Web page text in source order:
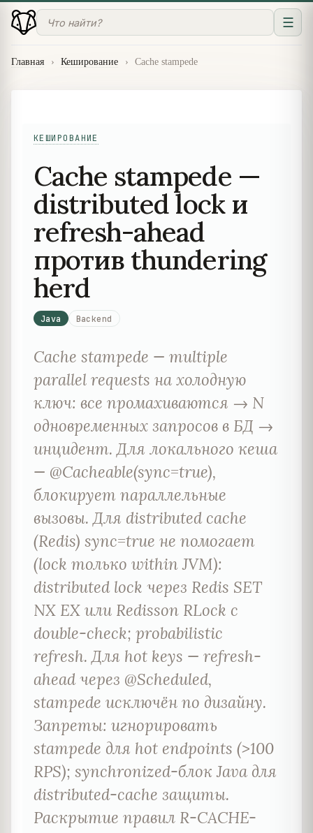
☰
Главная › Кеширование › Cache stampede
КЕШИРОВАНИЕ
Cache stampede —
distributed lock и
refresh-ahead
против thundering
herd
Java Backend
Cache stampede — multiple
parallel requests на холодную
ключ: все промахиваются → N
одновременных запросов в БД →
инцидент. Для локального кеша
— @Cacheable(sync=true),
блокирует параллельные
вызовы. Для distributed cache
(Redis) sync=true не помогает
(lock только within JVM):
distributed lock через Redis SET
NX EX или Redisson RLock с
double-check; probabilistic
refresh. Для hot keys — refresh-
ahead через @Scheduled,
stampede исключён по дизайну.
Запреты: игнорировать
stampede для hot endpoints (>100
RPS); synchronized-блок Java для
distributed-cache защиты.
Раскрытие правил R-CACHE-